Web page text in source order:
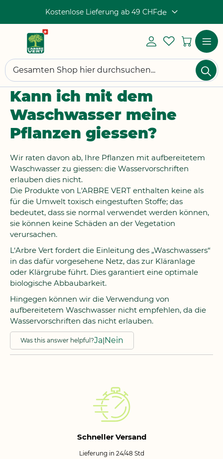
Kostenlose Lieferung ab 49 CHFSprache
de
Suchen
Mein
My
Wishlist
Mein
Kann ich mit dem
Waschwasser meine
Pflanzen giessen?
Wir raten davon ab, Ihre Pflanzen mit aufbereitetem
Waschwasser zu giessen: die Wasservorschriften
erlauben dies nicht.
Die Produkte von L'ARBRE VERT enthalten keine als
für die Umwelt toxisch eingestuften Stoffe; das
bedeutet, dass sie normal verwendet werden können,
sie können keine Schäden an der Vegetation
verursachen.
L‘Arbre Vert fordert die Einleitung des „Waschwassers“
in das dafür vorgesehene Netz, das zur Kläranlage
oder Klärgrube führt. Dies garantiert eine optimale
biologische Abbaubarkeit.
Hingegen können wir die Verwendung von
aufbereitetem Waschwasser nicht empfehlen, da die
Wasservorschriften das nicht erlauben.
Was this answer helpful?Ja|Nein
Schneller Versand
Lieferung in 24/48 Std